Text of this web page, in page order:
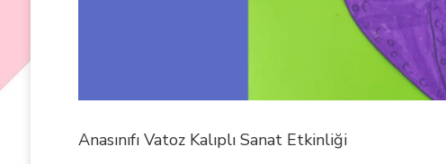
Anasınıfı Vatoz Kalıplı Sanat Etkinliği